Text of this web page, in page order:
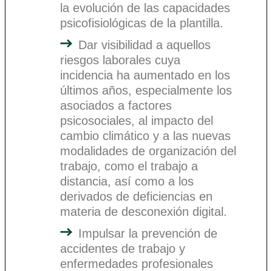
la evolución de las capacidades
psicofisiológicas de la plantilla.
Dar visibilidad a aquellos
riesgos laborales cuya
incidencia ha aumentado en los
últimos años, especialmente los
asociados a factores
psicosociales, al impacto del
cambio climático y a las nuevas
modalidades de organización del
trabajo, como el trabajo a
distancia, así como a los
derivados de deficiencias en
materia de desconexión digital.
Impulsar la prevención de
accidentes de trabajo y
enfermedades profesionales